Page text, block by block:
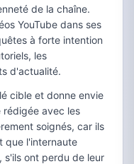
de la chaîne.
YouTube dans ses
à forte intention
les
d'actualité.
cible et donne envie
avec les
soignés, car ils
que l'internaute
s'ils ont perdu de leur